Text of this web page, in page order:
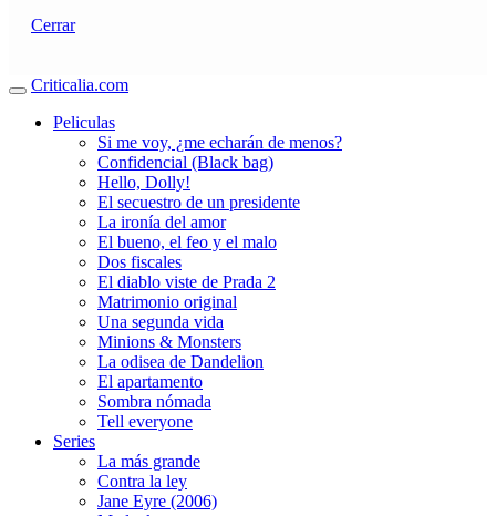
Cerrar
Criticalia.com
Peliculas
Si me voy, ¿me echarán de menos?
Confidencial (Black bag)
Hello, Dolly!
El secuestro de un presidente
La ironía del amor
El bueno, el feo y el malo
Dos fiscales
El diablo viste de Prada 2
Matrimonio original
Una segunda vida
Minions & Monsters
La odisea de Dandelion
El apartamento
Sombra nómada
Tell everyone
Series
La más grande
Contra la ley
Jane Eyre (2006)